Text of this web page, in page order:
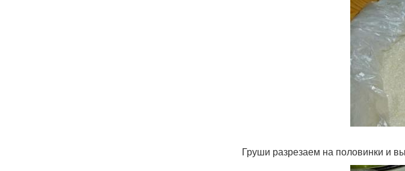
Груши разрезаем на половинки и